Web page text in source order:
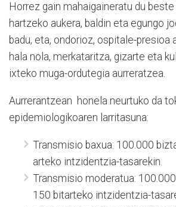
Horrez gain mahaigaineratu du
hartzeko aukera, baldin eta egungo
badu, eta, ondorioz, ospitale-presioa
hala nola, merkataritza, gizarte eta
ixteko muga-ordutegia aurreratzea.
Aurrerantzean honela neurtuko da
epidemiologikoaren larritasuna:
Transmisio baxua: 100.000
arteko intzidentzia-tasarekin.
Transmisio moderatua:
150 bitarteko intzidentzia-